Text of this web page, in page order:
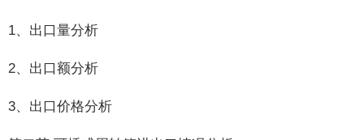
1、出口量分析
2、出口额分析
3、出口价格分析